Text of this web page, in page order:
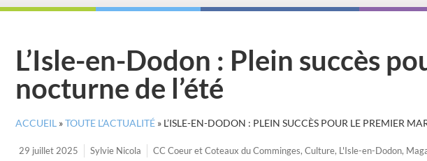
L’Isle-en-Dodon : Plein succès
nocturne de l’été
ACCUEIL »TOUTE L’ACTUALITÉ » L’ISLE-EN-DODON : PLEIN SUCCÈS POUR LE PREMIER
29 juillet 2025 Sylvie Nicola CC Coeur et Coteaux du Comminges, Culture, L'Isle-en-Dodon,